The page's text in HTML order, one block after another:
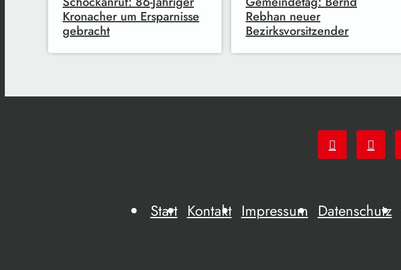
Kronacher um Ersparnisse
gebracht
Rebhan neuer
Bezirksvorsitzender
Start Kontakt Impressum Datenschutz